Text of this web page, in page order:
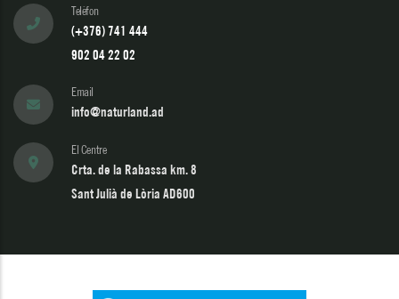
Telèfon
(+376) 741 444
902 04 22 02
Email
info@naturland.ad
El Centre
Crta. de la Rabassa km. 8
Sant Julià de Lòria AD600